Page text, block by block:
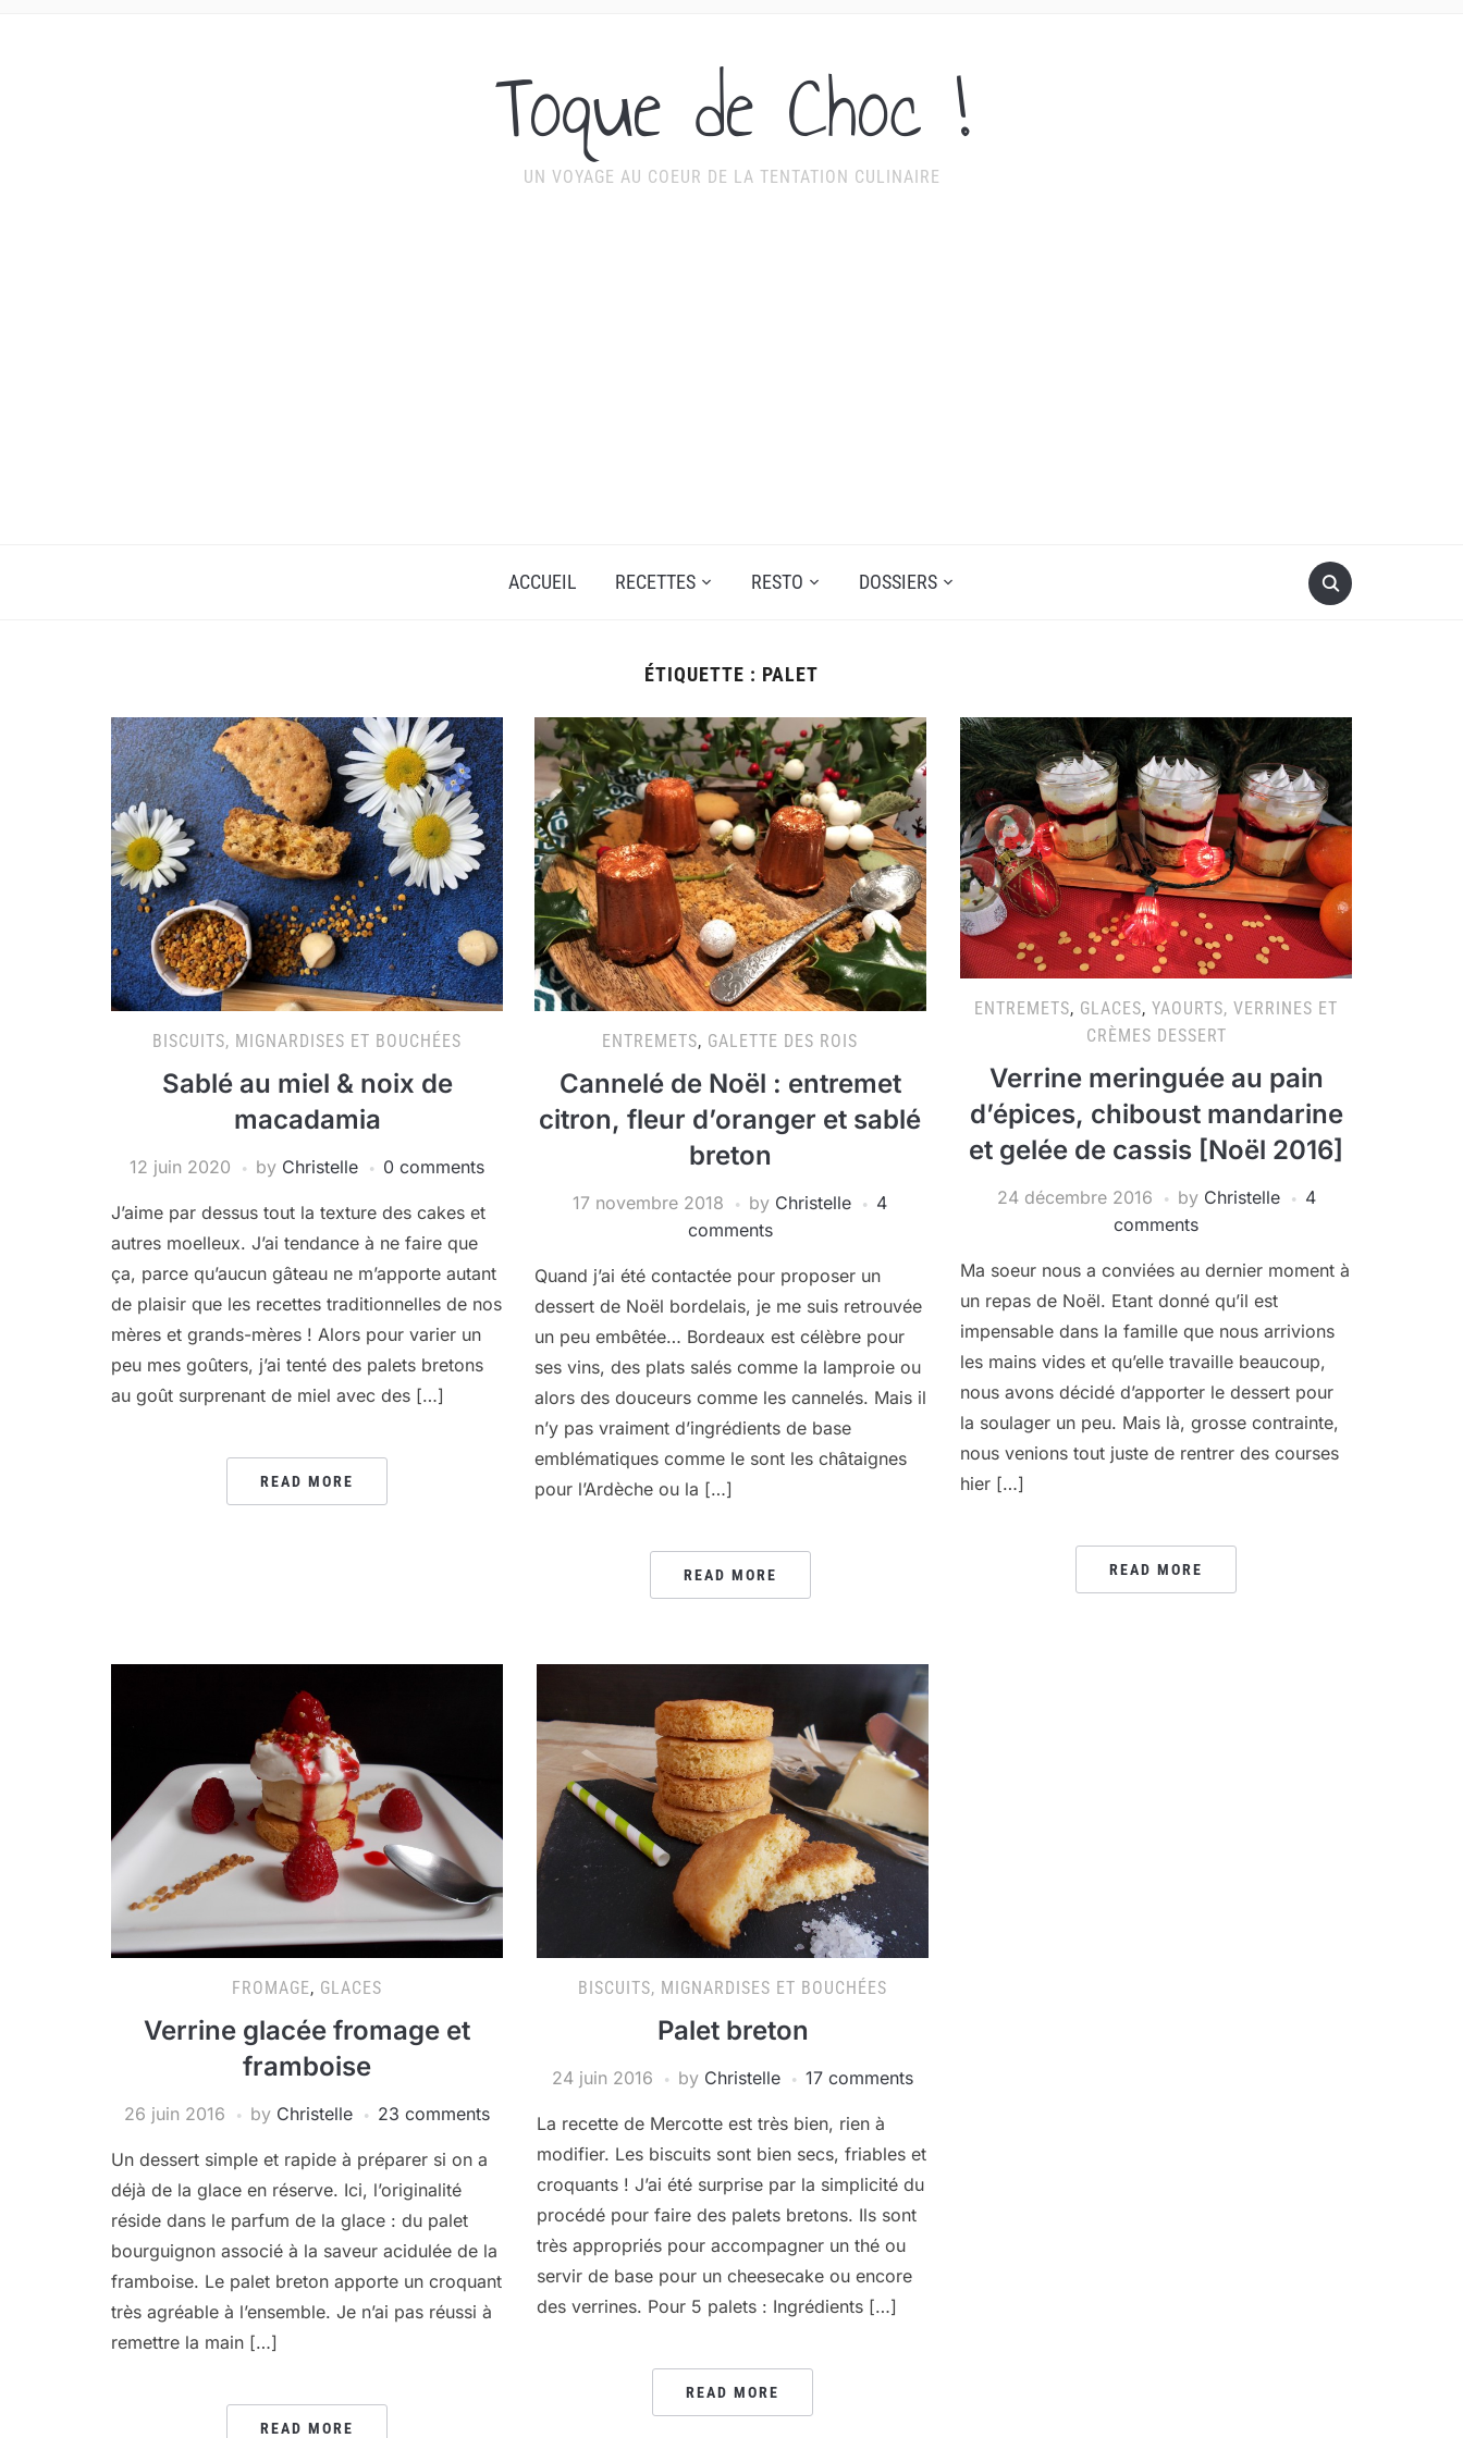
Toque de Choc !
UN VOYAGE AU COEUR DE LA TENTATION CULINAIRE
ACCUEIL RECETTES RESTO DOSSIERS
ÉTIQUETTE : PALET
BISCUITS, MIGNARDISES ET BOUCHÉES
Sablé au miel & noix de
macadamia
12 juin 2020 by Christelle 0 comments
J’aime par dessus tout la texture des cakes et
autres moelleux. J’ai tendance à ne faire que
ça, parce qu’aucun gâteau ne m’apporte autant
de plaisir que les recettes traditionnelles de nos
mères et grands-mères ! Alors pour varier un
peu mes goûters, j’ai tenté des palets bretons
au goût surprenant de miel avec des […]
READ MORE
ENTREMETS, GALETTE DES ROIS
Cannelé de Noël : entremet
citron, fleur d’oranger et sablé
breton
17 novembre 2018 by Christelle
4
comments
Quand j’ai été contactée pour proposer un
dessert de Noël bordelais, je me suis retrouvée
un peu embêtée… Bordeaux est célèbre pour
ses vins, des plats salés comme la lamproie ou
alors des douceurs comme les cannelés. Mais il
n’y pas vraiment d’ingrédients de base
emblématiques comme le sont les châtaignes
pour l’Ardèche ou la […]
READ MORE
ENTREMETS, GLACES, YAOURTS, VERRINES ET
CRÈMES DESSERT
Verrine meringuée au pain
d’épices, chiboust mandarine
et gelée de cassis [Noël 2016]
24 décembre 2016 by Christelle
4
comments
Ma soeur nous a conviées au dernier moment à
un repas de Noël. Etant donné qu’il est
impensable dans la famille que nous arrivions
les mains vides et qu’elle travaille beaucoup,
nous avons décidé d’apporter le dessert pour
la soulager un peu. Mais là, grosse contrainte,
nous venions tout juste de rentrer des courses
hier […]
READ MORE
FROMAGE, GLACES
Verrine glacée fromage et
framboise
26 juin 2016 by Christelle 23 comments
Un dessert simple et rapide à préparer si on a
déjà de la glace en réserve. Ici, l’originalité
réside dans le parfum de la glace : du palet
bourguignon associé à la saveur acidulée de la
framboise. Le palet breton apporte un croquant
très agréable à l’ensemble. Je n’ai pas réussi à
remettre la main […]
READ MORE
BISCUITS, MIGNARDISES ET BOUCHÉES
Palet breton
24 juin 2016 by Christelle 17 comments
La recette de Mercotte est très bien, rien à
modifier. Les biscuits sont bien secs, friables et
croquants ! J’ai été surprise par la simplicité du
procédé pour faire des palets bretons. Ils sont
très appropriés pour accompagner un thé ou
servir de base pour un cheesecake ou encore
des verrines. Pour 5 palets : Ingrédients […]
READ MORE